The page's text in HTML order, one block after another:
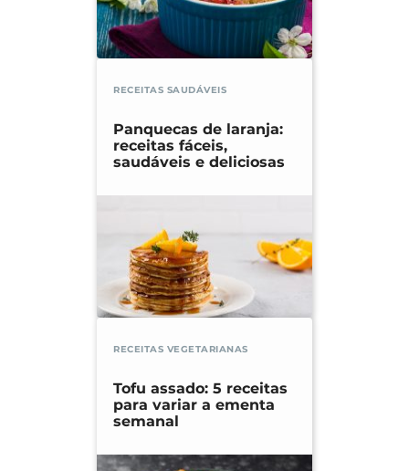
RECEITAS SAUDÁVEIS
Panquecas de laranja:
receitas fáceis,
saudáveis e deliciosas
RECEITAS VEGETARIANAS
Tofu assado: 5 receitas
para variar a ementa
semanal